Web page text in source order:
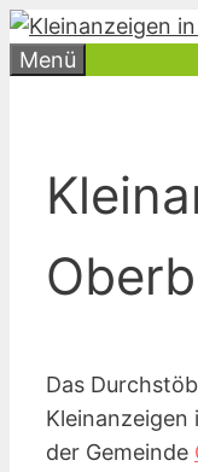
Zum
Inhalt
Menü
Das
der Gemeinde